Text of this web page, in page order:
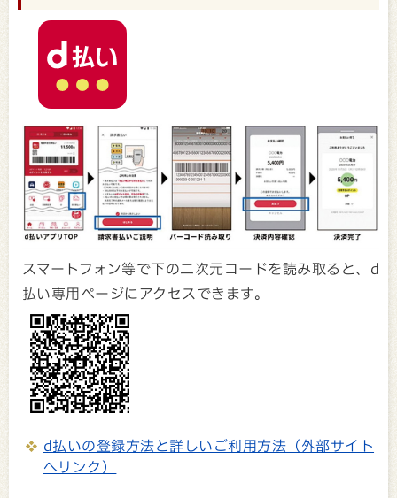
スマートフォン等で下の二次元コードを読み取ると、d
払い専用ページにアクセスできます。
d払いの登録方法と詳しいご利用方法（外部サイト
へリンク）